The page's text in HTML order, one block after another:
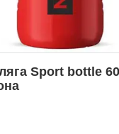
Sport bottle